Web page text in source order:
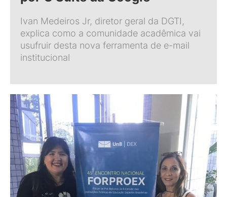
Ivan Medeiros Jr, diretor geral da DGTI,
explica como a comunidade acadêmica vai
usufruir desta nova ferramenta de e-mail
institucional